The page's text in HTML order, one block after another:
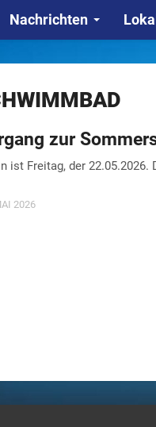
Nachrichten
zur
ist Freitag, der
2026